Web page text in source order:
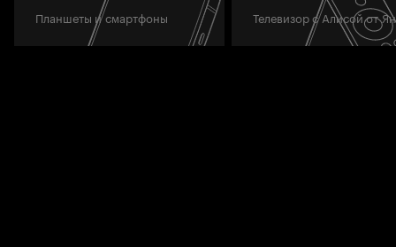
Планшеты и смартфоны Телевизор с Алисой от